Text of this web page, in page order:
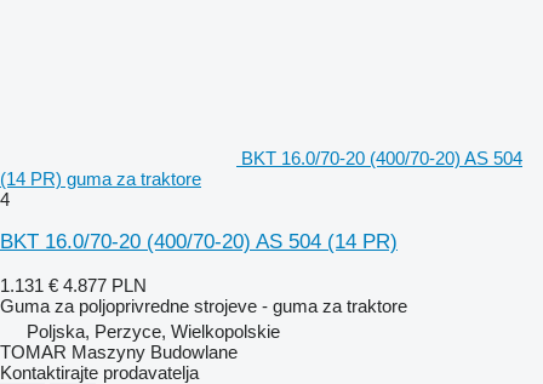
BKT 16.0/70-20 (400/70-20) AS 504
(14 PR) guma za traktore
4
BKT 16.0/70-20 (400/70-20) AS 504 (14 PR)
1.131 € 4.877 PLN
Guma za poljoprivredne strojeve - guma za traktore
Poljska, Perzyce, Wielkopolskie
TOMAR Maszyny Budowlane
Kontaktirajte prodavatelja